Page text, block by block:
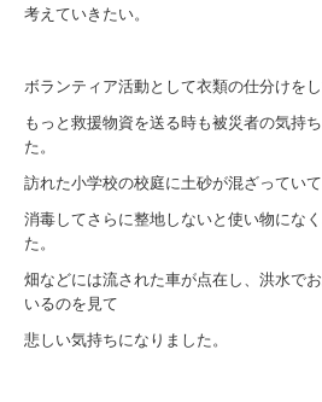
考えていきたい。
ボランティア活動として衣類の仕分けをし
もっと救援物資を送る時も被災者の気持
た。
訪れた小学校の校庭に土砂が混ざっていて
消毒してさらに整地しないと使い物にな
た。
畑などには流された車が点在し、洪水で
いるのを見て
悲しい気持ちになりました。